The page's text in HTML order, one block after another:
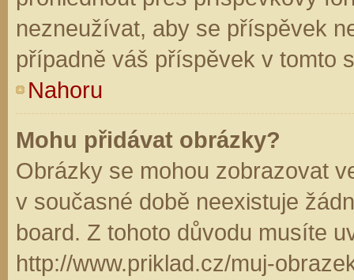
nezneužívat, aby se příspěvek
případně váš příspěvek v tomto
Nahoru
Mohu přidávat obrázky?
Obrázky se mohou zobrazovat
v současné době neexistuje
board. Z tohoto důvodu musíte
http://www.priklad.cz/muj-